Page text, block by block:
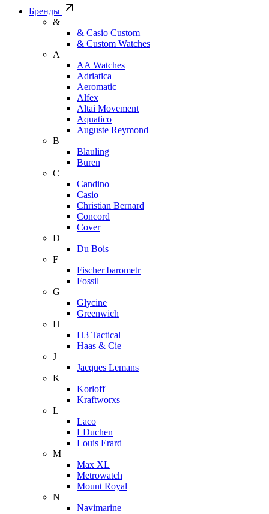
Бренды
&
& Casio Custom
& Custom Watches
A
AA Watches
Adriatica
Aeromatic
Alfex
Altai Movement
Aquatico
Auguste Reymond
B
Blauling
Buren
C
Candino
Casio
Christian Bernard
Concord
Cover
D
Du Bois
F
Fischer barometr
Fossil
G
Glycine
Greenwich
H
H3 Tactical
Haas & Cie
J
Jacques Lemans
K
Korloff
Kraftworxs
L
Laco
LDuchen
Louis Erard
M
Max XL
Metrowatch
Mount Royal
N
Navimarine